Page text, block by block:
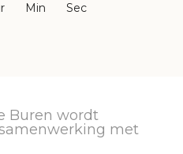
Min Sec
Buren wordt
met